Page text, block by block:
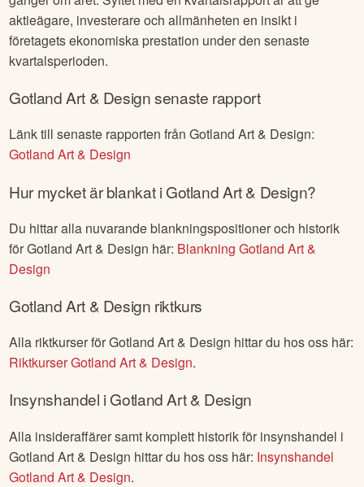
aktieägare, investerare och allmänheten en insikt i
företagets ekonomiska prestation under den senaste
kvartalsperioden.
Gotland Art & Designsenaste rapport
Länk till senaste rapporten frånGotland Art & Design:
Gotland Art & Design
Hur mycket är blankat iGotland Art & Design?
Du hittar alla nuvarande blankningspositioner och historik
förGotland Art & Design här: BlankningGotland Art &
Design
Gotland Art & Design riktkurs
Alla riktkurser förGotland Art & Design hittar du hos oss här:
RiktkurserGotland Art & Design.
Insynshandel iGotland Art & Design
Alla insideraffärer samt komplett historik för insynshandel i
Gotland Art & Design hittar du hos oss här: Insynshandel
Gotland Art & Design.